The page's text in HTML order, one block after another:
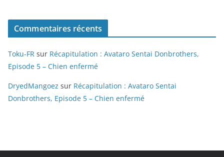
Commentaires récents
Toku-FR sur Récapitulation : Avataro Sentai Donbrothers,
Episode 5 – Chien enfermé
DryedMangoez sur Récapitulation : Avataro Sentai
Donbrothers, Episode 5 – Chien enfermé